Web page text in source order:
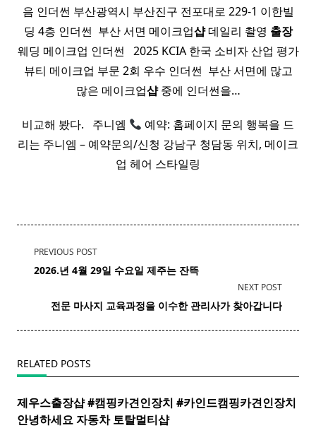
음 인더썬 부산광역시 부산진구 전포대로 229-1 이한빌
딩 4층 인더썬 ​ 부산 서면 메이크업샵데일리 촬영 출장
웨딩 메이크업 인더썬 ​ ​ 2025 KCIA 한국 소비자 산업 평가
뷰티 메이크업 부문 2회 우수 인더썬 ​ 부산 서면에 많고
많은 메이크업샵중에 인더썬을…
비교해 봤다. ​ ​ 주니엠
예약: 홈페이지 문의 행복을 드
리는 주니엠 – 예약문의/신청 강남구 청담동 위치, 메이크
업 헤어 스타일링
<span
class="nav-
screen-
text">Page</span>
PREVIOUS POST
2026.년 4월 29일 수요일 제주는 잔뜩
NEXT POST
전문 마사지 교육과정을 이수한 관리사가 찾아갑니다
RELATED POSTS
제우스출장샵 #캠핑카견인장치 #카인드캠핑카견인장치 ​
안녕하세요 자동차 토탈멀티샵